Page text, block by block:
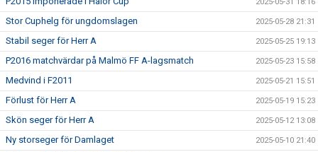
Stor Cuphelg för ungdomslagen 2025-05-28 21:31
Stabil seger för Herr A 2025-05-25 19:13
P2016 matchvärdar på Malmö FF A-lagsmatch 2025-05-23 15:58
Medvind i F2011 2025-05-21 15:51
Förlust för Herr A 2025-05-19 15:23
Skön seger för Herr A 2025-05-12 13:08
Ny storseger för Damlaget 2025-05-10 21:40